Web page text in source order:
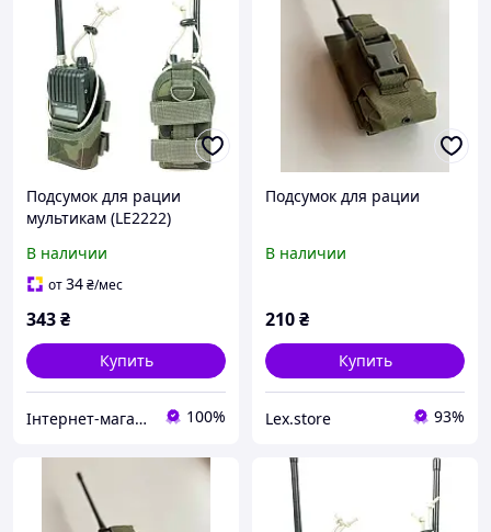
Подсумок для рации
мультикам (LE2222)
В наличии
от34₴/мес
343₴
Купить
Інтернет-магазин "Торгпалатка" 100%
Подсумок для рации
В наличии
210₴
Купить
Lex.store 93%